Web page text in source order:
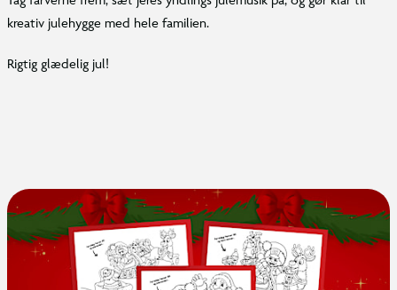
kreativ julehygge med hele familien.
Rigtig glædelig jul!